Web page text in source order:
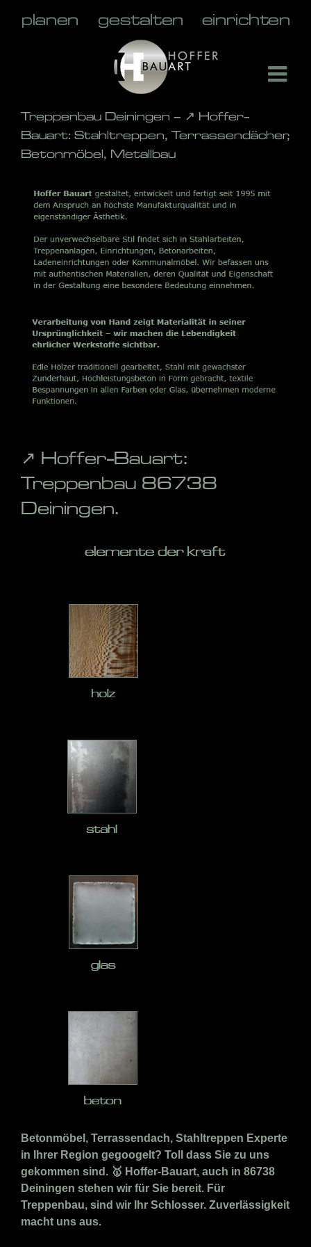
Treppenbau Deiningen – ↗️ Hoffer-
Bauart: Stahltreppen, Terrassendächer,
Betonmöbel, Metallbau
↗️ Hoffer-Bauart:
Treppenbau 86738
Deiningen.
Betonmöbel, Terrassendach, Stahltreppen Experte
in Ihrer Region gegoogelt? Toll dass Sie zu uns
gekommen sind. 🥇 Hoffer-Bauart, auch in 86738
Deiningen stehen wir für Sie bereit. Für
Treppenbau, sind wir Ihr Schlosser. Zuverlässigkeit
macht uns aus.